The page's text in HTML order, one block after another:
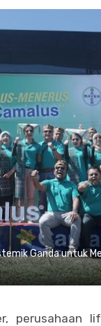
Ganda untuk
perusahaan